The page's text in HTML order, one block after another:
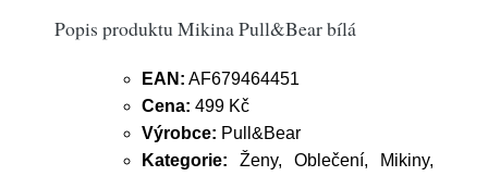
Popis produktu Mikina Pull&Bear bílá
EAN: AF679464451
Cena: 499 Kč
Výrobce: Pull&Bear
Kategorie: Ženy, Oblečení, Mikiny,